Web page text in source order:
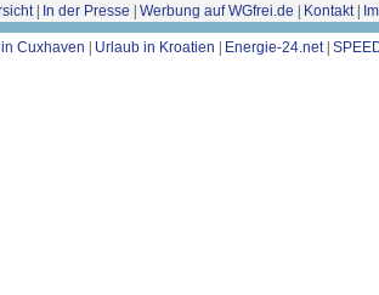
| In der Presse | Werbung auf WGfrei.de | Kontakt |
Cuxhaven | Urlaub in Kroatien | Energie-24.net|